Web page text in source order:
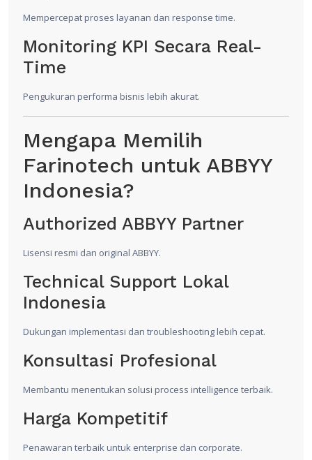
Mempercepat proses layanan dan response time.
Monitoring KPI Secara Real-
Time
Pengukuran performa bisnis lebih akurat.
Mengapa Memilih
Farinotech untuk ABBYY
Indonesia?
Authorized ABBYY Partner
Lisensi resmi dan original ABBYY.
Technical Support Lokal
Indonesia
Dukungan implementasi dan troubleshooting lebih cepat.
Konsultasi Profesional
Membantu menentukan solusi process intelligence terbaik.
Harga Kompetitif
Penawaran terbaik untuk enterprise dan corporate.